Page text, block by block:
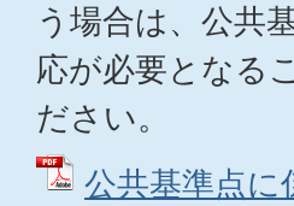
う場合は、公共
応が必要となる
ださい。
公共基準点